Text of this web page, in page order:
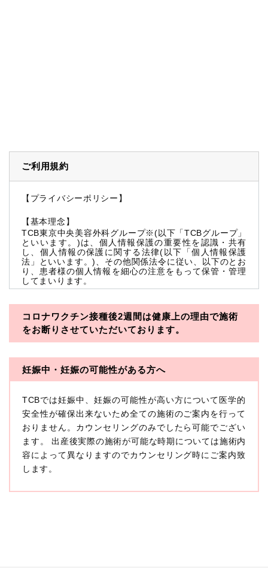
ご利用規約
【プライバシーポリシー】
【基本理念】
TCB東京中央美容外科グループ※(以下「TCBグループ」
といいます。)は、個人情報保護の重要性を認識・共有
し、個人情報の保護に関する法律(以下「個人情報保護
法」といいます。)、その他関係法令に従い、以下のとお
り、患者様の個人情報を細心の注意をもって保管・管理
してまいります。
※TCBグループとは以下を総称していいます。
・一般社団法人メディカルアライアンス
・医療法人社団創彩会
本プライバシーポリシーにおいて「個人情報」とは、生
存する個人に関する情報であって、当該情報に含まれる
氏名、生年月日その他の記述等により特定の個人を識別
できるもの又は個人識別符号（個人情報保護委員会の政
令に準じます。）が含まれるものをいいます。
収集した患者様に関する情報には、単独のままでは特定
の個人を識別できない情報もありますが、他の情報と組
み合わせることにより特定の個人を識別できる場合、か
に扱うものとします。
①TCBグループが患者様から取得する情報
コロナワクチン接種後2週間は健康上の理由で施術
をお断りさせていただいております。
妊娠中・妊娠の可能性がある方へ
TCBでは妊娠中、妊娠の可能性が高い方について医学的
安全性が確保出来ないため全ての施術のご案内を行って
おりません。カウンセリングのみでしたら可能でござい
ます。 出産後実際の施術が可能な時期については施術内
容によって異なりますのでカウンセリング時にご案内致
します。